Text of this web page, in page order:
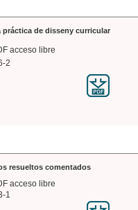
práctica de disseny curricular
acceso libre
2
resueltos comentados
acceso libre
1